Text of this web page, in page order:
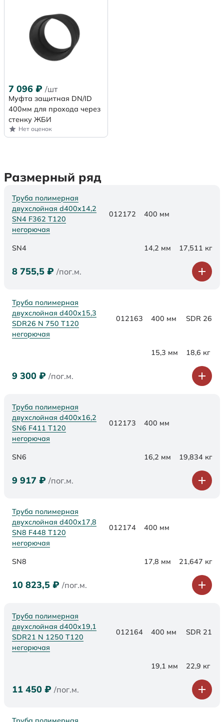
7 096 ₽ /шт
Муфта защитная DN/ID
400мм для прохода через
стенку ЖБИ
Нет оценок
Размерный ряд
Труба полимерная
двухслойная d400х14,2
SN4 F362 Т120
негорючая
012172 400 мм
SN4 14,2 мм 17,511 кг
8 755,5 ₽ /пог.м.
Труба полимерная
двухслойная d400x15,3
SDR26 N 750 Т120
негорючая
012163 400 мм SDR 26
15,3 мм 18,6 кг
9 300 ₽ /пог.м.
Труба полимерная
двухслойная d400х16,2
SN6 F411 Т120
негорючая
012173 400 мм
SN6 16,2 мм 19,834 кг
9 917 ₽ /пог.м.
Труба полимерная
двухслойная d400х17,8
SN8 F448 Т120
негорючая
012174 400 мм
SN8 17,8 мм 21,647 кг
10 823,5 ₽ /пог.м.
Труба полимерная
двухслойная d400x19,1
SDR21 N 1250 Т120
негорючая
012164 400 мм SDR 21
19,1 мм 22,9 кг
11 450 ₽ /пог.м.